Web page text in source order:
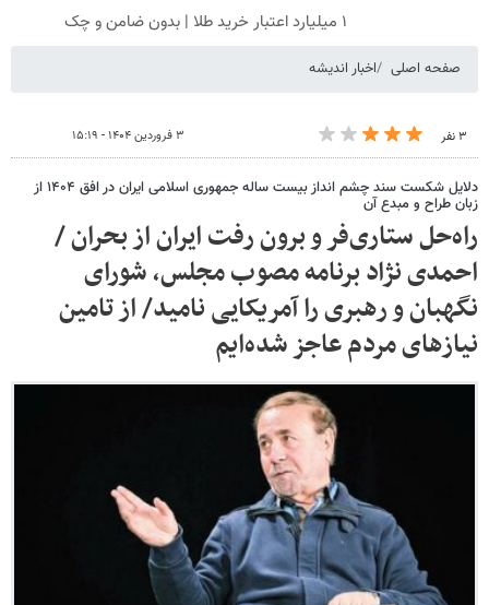
۱ میلیارد اعتبار خرید طلا | بدون ضامن و چک
صفحه اصلی اخبار اندیشه
۳ نفر ۳ فروردین ۱۴۰۴ - ۱۵:۱۹
دلایل شکست سند چشم انداز بیست ساله جمهوری اسلامی ایران در افق ۱۴۰۴ از
زبان طراح و مبدع آن
راه‌حل ستاری‌فر و برون رفت ایران از بحران /
احمدی نژاد برنامه مصوب مجلس، شورای
نگهبان و رهبری را آمریکایی نامید/ از تامین
نیازهای مردم عاجز شده‌ایم